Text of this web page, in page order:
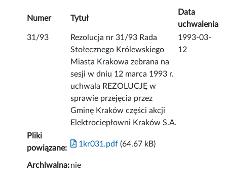
Numer Tytuł
Data
uchwalenia
31/93
Rezolucja nr 31/93 Rada
Stołecznego Królewskiego
Miasta Krakowa zebrana na
sesji w dniu 12 marca 1993 r.
uchwala REZOLUCJĘ w
sprawie przejęcia przez
Gminę Kraków części akcji
Elektrociepłowni Kraków S.A.
1993-03-
12
Pliki
powiązane:
1kr031.pdf (64.67 kB)
Archiwalna:nie